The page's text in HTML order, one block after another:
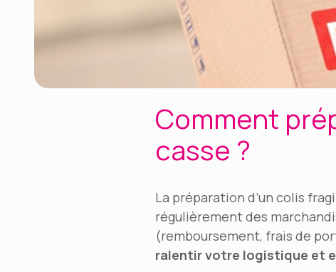
Comment
casse ?
La préparation d’un colis
régulièrement des
(remboursement, frais de
ralentir votre logistique et